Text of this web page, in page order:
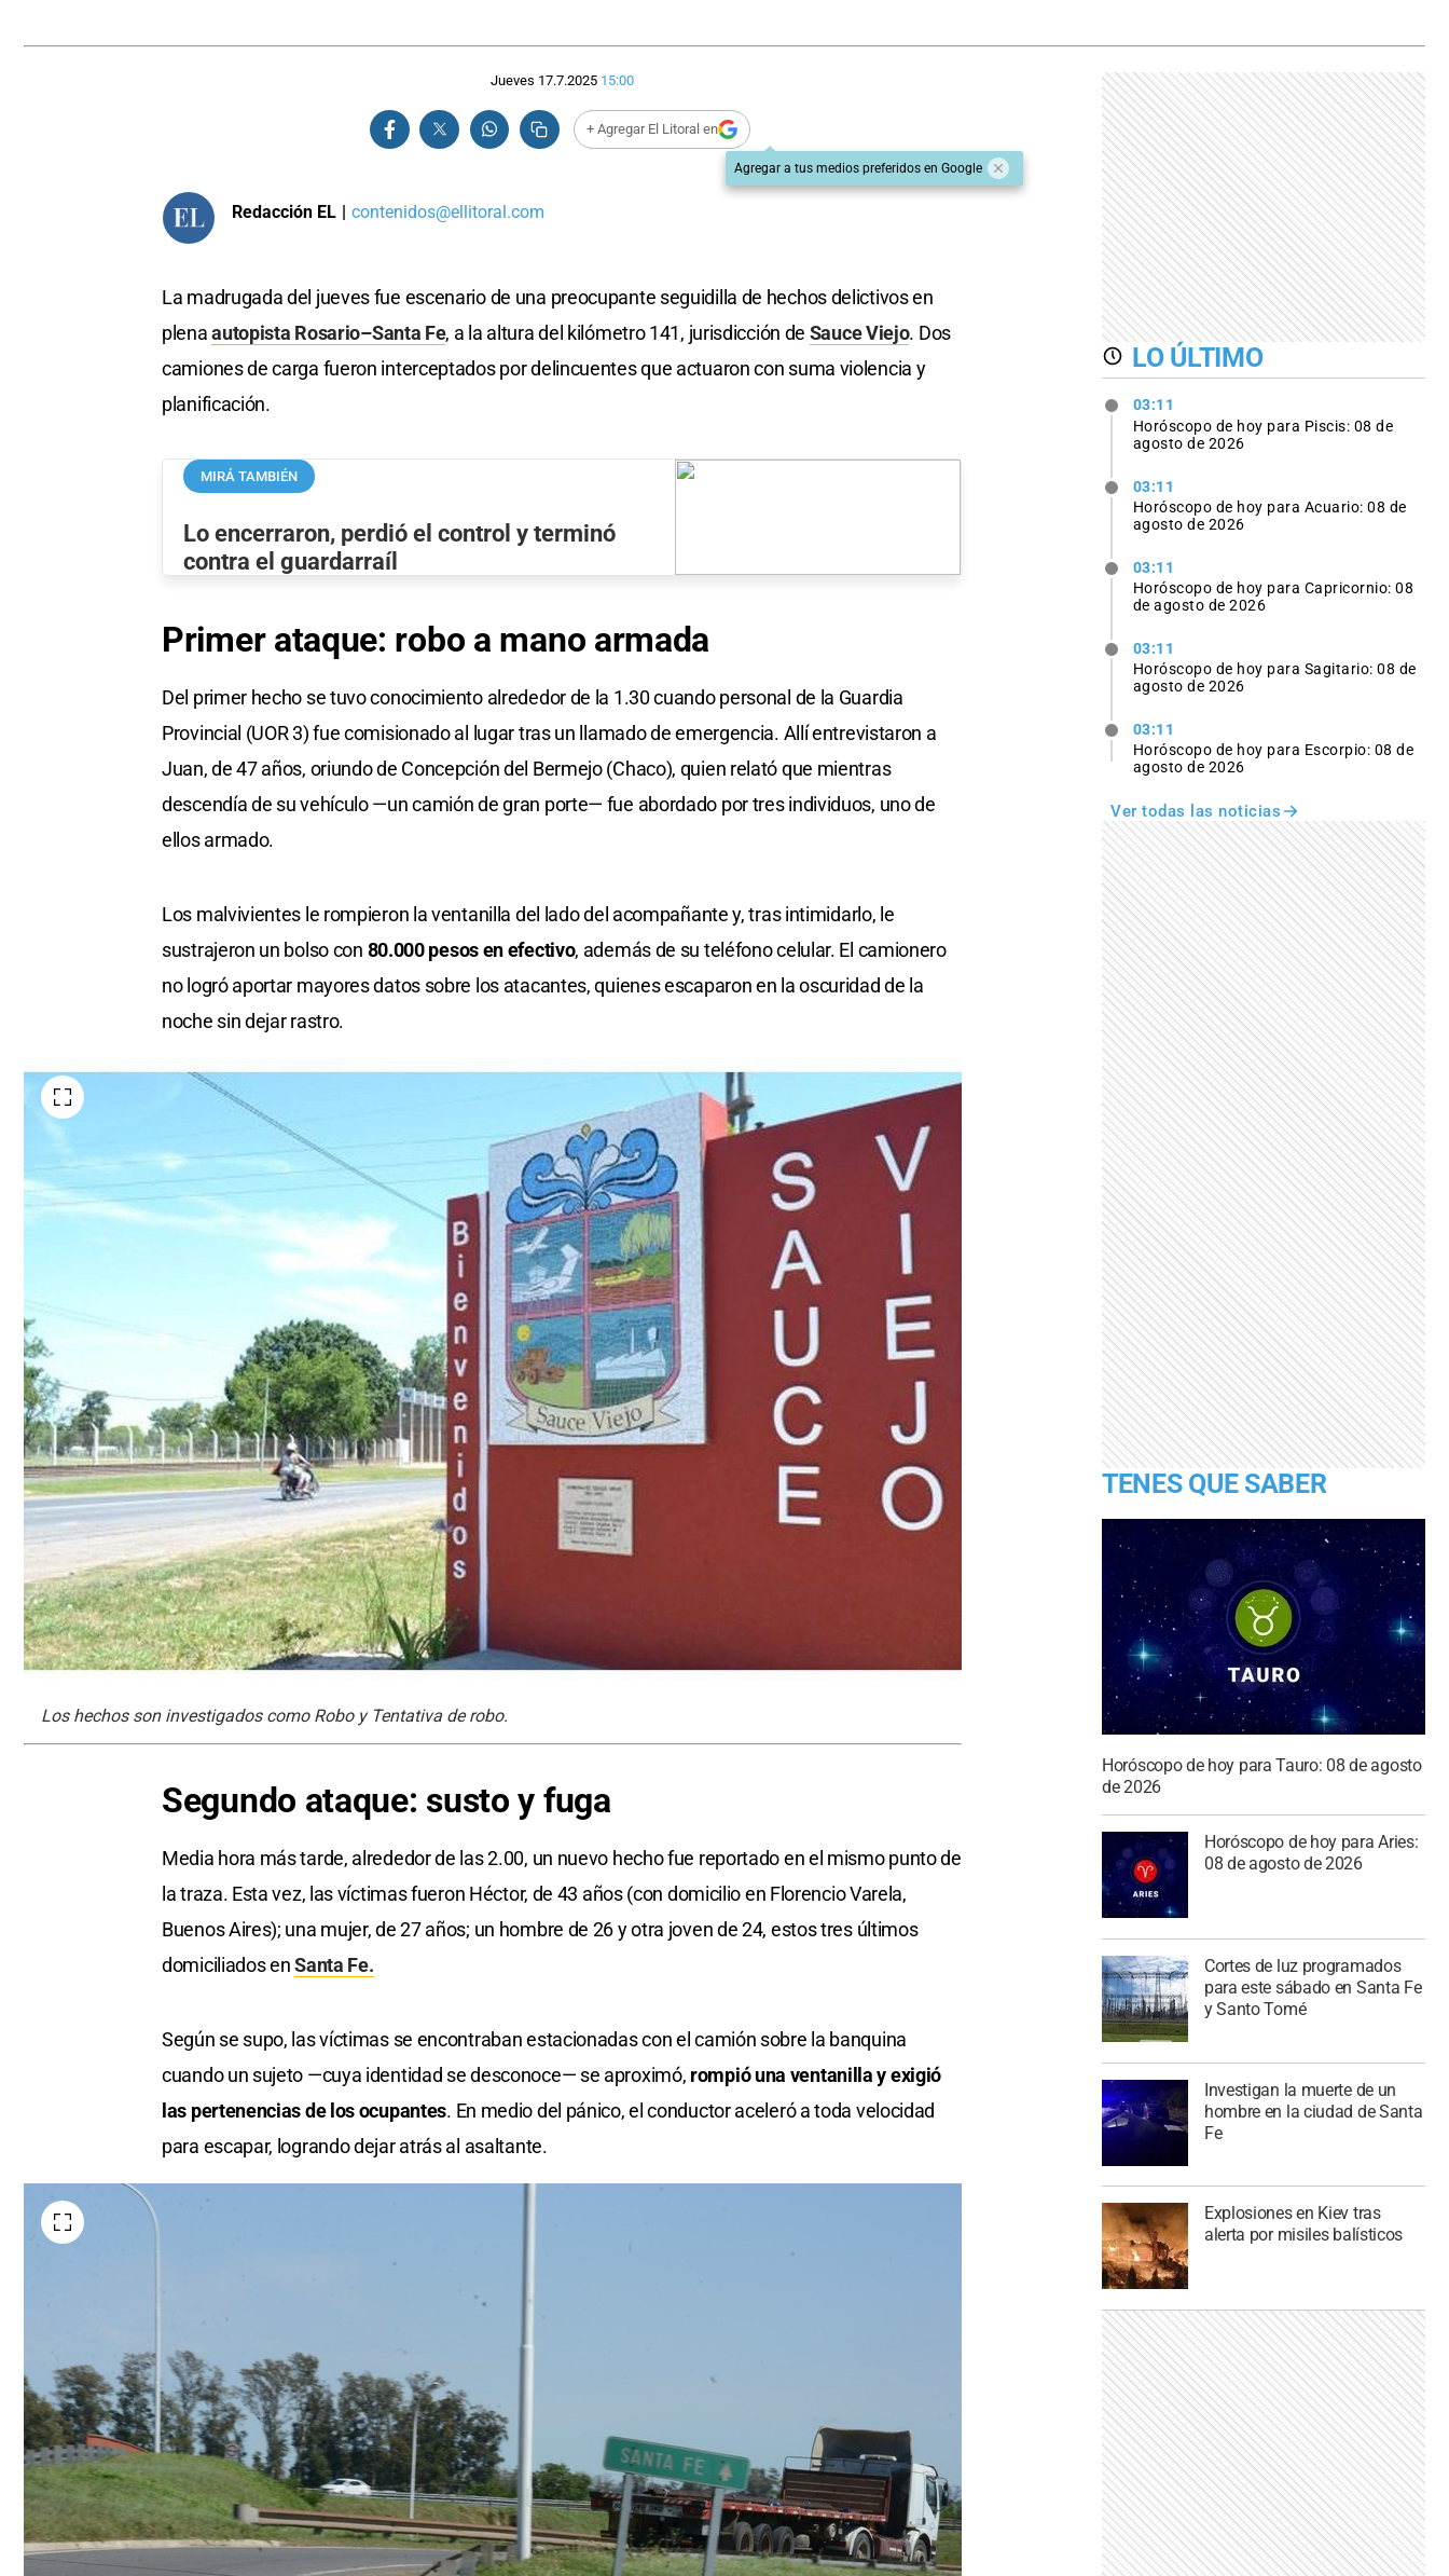
Jueves 17.7.2025 15:00
+ Agregar El Litoral en
Agregar a tus medios preferidos en Google
Redacción EL | contenidos@ellitoral.com
La madrugada del jueves fue escenario de una preocupante seguidilla de hechos delictivos en
plenaautopista Rosario–Santa Fe, a la altura del kilómetro 141, jurisdicción de Sauce Viejo. Dos
camiones de carga fueron interceptados por delincuentes que actuaron con suma violencia y
planificación.
MIRÁ TAMBIÉN
Lo encerraron, perdió el control y terminó
contra el guardarraíl
Primer ataque: robo a mano armada
Del primer hecho se tuvo conocimiento alrededor de la 1.30 cuando personal de la Guardia
Provincial (UOR 3) fue comisionado al lugar tras un llamado de emergencia. Allí entrevistaron a
Juan, de 47 años, oriundo de Concepción del Bermejo (Chaco), quien relató que mientras
descendía de su vehículo —un camión de gran porte— fue abordado por tres individuos, uno de
ellos armado.
Los malvivientes le rompieron la ventanilla del lado del acompañante y, tras intimidarlo, le
sustrajeron un bolso con 80.000 pesos en efectivo, además de su teléfono celular. El camionero
no logró aportar mayores datos sobre los atacantes, quienes escaparon en la oscuridad de la
noche sin dejar rastro.
Los hechos son investigados como Robo y Tentativa de robo.
Segundo ataque: susto y fuga
Media hora más tarde, alrededor de las 2.00, un nuevo hecho fue reportado en el mismo punto de
la traza. Esta vez, las víctimas fueron Héctor, de 43 años (con domicilio en Florencio Varela,
Buenos Aires); una mujer, de 27 años; un hombre de 26 y otra joven de 24, estos tres últimos
domiciliados enSanta Fe.
Según se supo, las víctimas se encontraban estacionadas con el camión sobre la banquina
cuando un sujeto —cuya identidad se desconoce— se aproximó, rompió una ventanilla y exigió
las pertenencias de los ocupantes. En medio del pánico, el conductor aceleró a toda velocidad
para escapar, logrando dejar atrás al asaltante.
LO ÚLTIMO
03:11
Horóscopo de hoy para Piscis: 08 de
agosto de 2026
03:11
Horóscopo de hoy para Acuario: 08 de
agosto de 2026
03:11
Horóscopo de hoy para Capricornio: 08
de agosto de 2026
03:11
Horóscopo de hoy para Sagitario: 08 de
agosto de 2026
03:11
Horóscopo de hoy para Escorpio: 08 de
agosto de 2026
Ver todas las noticias
TENES QUE SABER
Horóscopo de hoy para Tauro: 08 de agosto
de 2026
Horóscopo de hoy para Aries:
08 de agosto de 2026
Cortes de luz programados
para este sábado en Santa Fe
y Santo Tomé
Investigan la muerte de un
hombre en la ciudad de Santa
Fe
Explosiones en Kiev tras
alerta por misiles balísticos